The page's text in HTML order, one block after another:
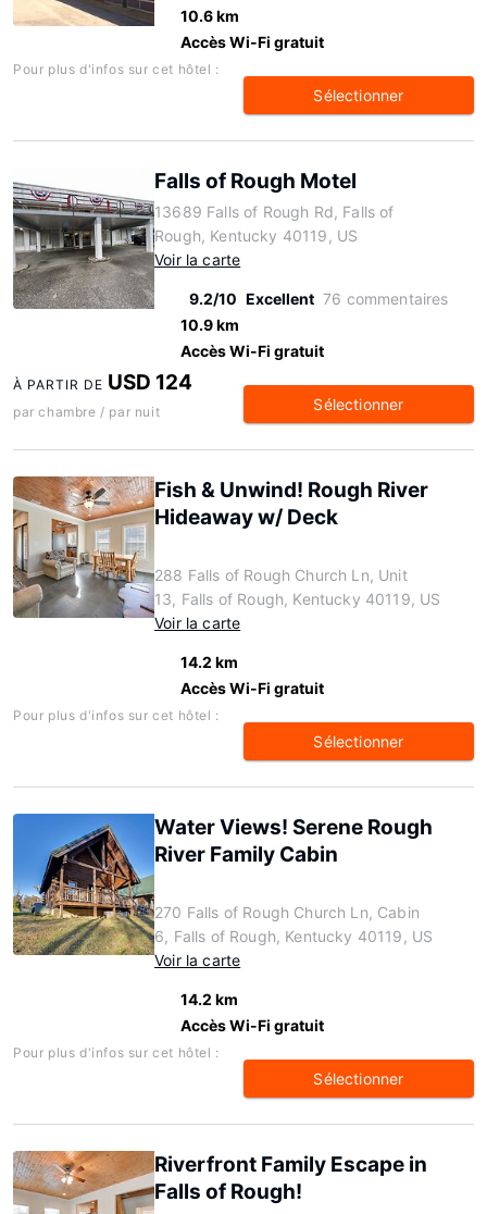
10.6 km
Accès Wi-Fi gratuit
Pour plus d'infos sur cet hôtel :
Sélectionner
Falls of Rough Motel
13689 Falls of Rough Rd, Falls of
Rough, Kentucky 40119, US
Voir la carte
9.2/10 Excellent 76 commentaires
10.9 km
Accès Wi-Fi gratuit
À PARTIR DE USD 124
par chambre / par nuit Sélectionner
Fish & Unwind! Rough River
Hideaway w/ Deck
288 Falls of Rough Church Ln, Unit
13, Falls of Rough, Kentucky 40119, US
Voir la carte
14.2 km
Accès Wi-Fi gratuit
Pour plus d'infos sur cet hôtel :
Sélectionner
Water Views! Serene Rough
River Family Cabin
270 Falls of Rough Church Ln, Cabin
6, Falls of Rough, Kentucky 40119, US
Voir la carte
14.2 km
Accès Wi-Fi gratuit
Pour plus d'infos sur cet hôtel :
Sélectionner
Riverfront Family Escape in
Falls of Rough!